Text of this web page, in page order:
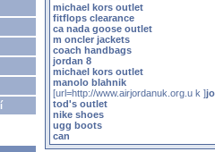
michael kors outlet
fitflops clearance
ca nada goose outlet
m oncler jackets
coach handbags
jordan 8
michael kors outlet
manolo blahnik
[url=http://www.airjordanuk.org.u k ]
tod's outlet
nike shoes
ugg boots
can